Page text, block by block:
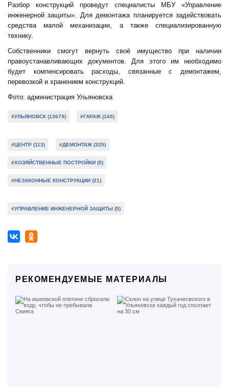
Разбор конструкций проведут специалисты МБУ «Управление
инженерной защиты». Для демонтажа планируется задействовать
средства малой механизации, а также специализированную
технику.
Собственники смогут вернуть своё имущество при наличии
правоустанавливающих документов. Для этого им необходимо
будет компенсировать расходы, связанные с демонтажем,
перевозкой и хранением конструкций.
Фото: администрация Ульяновска
#УЛЬЯНОВСК (13679) #ГАРАЖ (160)
#ЦЕНТР (113) #ДЕМОНТАЖ (325)
#ХОЗЯЙСТВЕННЫЕ ПОСТРОЙКИ (5)
#НЕЗАКОННЫЕ КОНСТРУКЦИИ (21)
#УПРАВЛЕНИЕ ИНЖЕНЕРНОЙ ЗАЩИТЫ (5)
РЕКОМЕНДУЕМЫЕ МАТЕРИАЛЫ